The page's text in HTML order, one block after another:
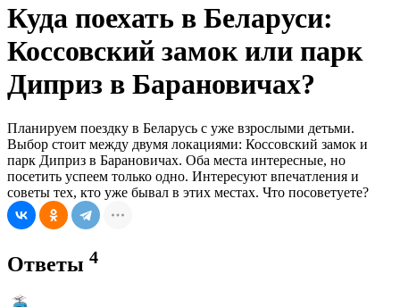
Куда поехать в Беларуси:
Коссовский замок или парк
Диприз в Барановичах?
Планируем поездку в Беларусь с уже взрослыми детьми.
Выбор стоит между двумя локациями: Коссовский замок и
парк Диприз в Барановичах. Оба места интересные, но
посетить успеем только одно. Интересуют впечатления и
советы тех, кто уже бывал в этих местах. Что посоветуете?
Ответы 4